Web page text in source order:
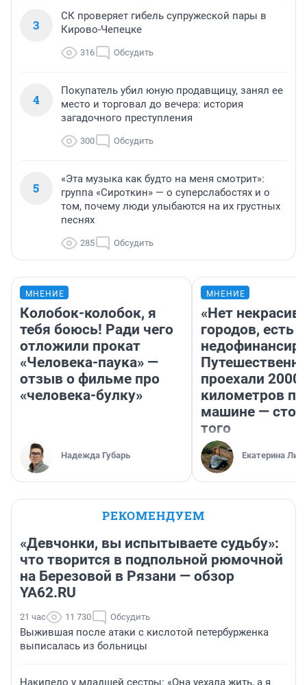
3
СК проверяет гибель супружеской пары в
Кирово-Чепецке
316 Обсудить
4
Покупатель убил юную продавщицу, занял ее
место и торговал до вечера: история
загадочного преступления
300 Обсудить
5
«Эта музыка как будто на меня смотрит»:
группа «Сироткин» — о суперслабостях и о
том, почему люди улыбаются на их грустных
песнях
285 Обсудить
МНЕНИЕ
Колобок-колобок, я
тебя боюсь! Ради чего
отложили прокат
«Человека-паука» —
отзыв о фильме про
«человека-булку»
Надежда Губарь
МНЕНИЕ
«Нет
городов, есть
проехали 2000
километров по
машине —
того
Екатерина
РЕКОМЕНДУЕМ
«Девчонки, вы испытываете судьбу»:
что творится в подпольной рюмочной
на Березовой в Рязани — обзор
YA62.RU
21 час 11 730 Обсудить
Выжившая после атаки с кислотой петербурженка
выписалась из больницы
Накипело у младшей сестры: «Она уехала жить, а я